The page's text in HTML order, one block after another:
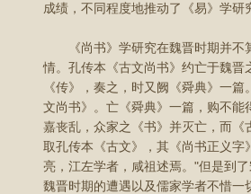
成绩，不同程度地推动了《易》学研
《尚书》学研究在魏晋时期并不
情。孔传本《古文尚书》约亡于魏晋
《传》，奏之，时又阙《舜典》一
文尚书》。亡《舜典》一篇，购不
嘉丧乱，众家之《书》并灭亡，而
取孔传本《古文》，其《尚书正义
亮，江左学者，咸祖述焉。"但是到
魏晋时期的遭遇以及儒家学者不惜一